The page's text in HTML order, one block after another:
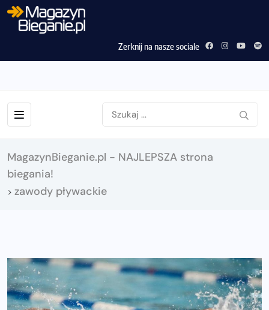
Zerknij na nasze sociale
MagazynBieganie.pl - NAJLEPSZA strona
biegania!
> zawody pływackie